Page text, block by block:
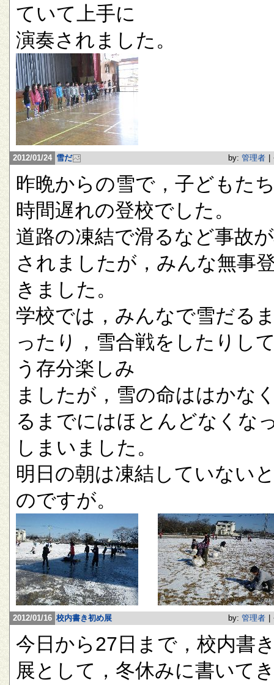
ていて上手に
演奏されました。
2012/01/24 雪だ by: 管理者
昨晩からの雪で，子どもた
時間遅れの登校でした。
道路の凍結で滑るなど事故
されましたが，みんな無事
きました。
学校では，みんなで雪だる
ったり，雪合戦をしたりし
う存分楽しみ
ましたが，雪の命ははかな
るまでにはほとんどなくな
しまいました。
明日の朝は凍結していない
のですが。
2012/01/16 校内書き初め展 by: 管理者
今日から27日まで，校内書
展として，冬休みに書いて